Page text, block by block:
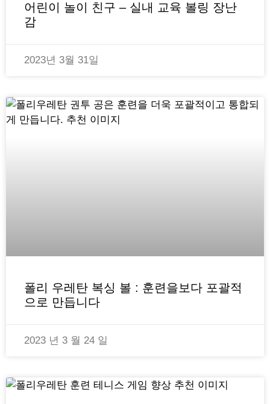
어린이 놀이 친구 – 실내 교육 볼링 장난
감
2023년 3월 31일
폴리 우레탄 복싱 볼 : 훈련을보다 포괄적
으로 만듭니다
2023 년 3 월 24 일